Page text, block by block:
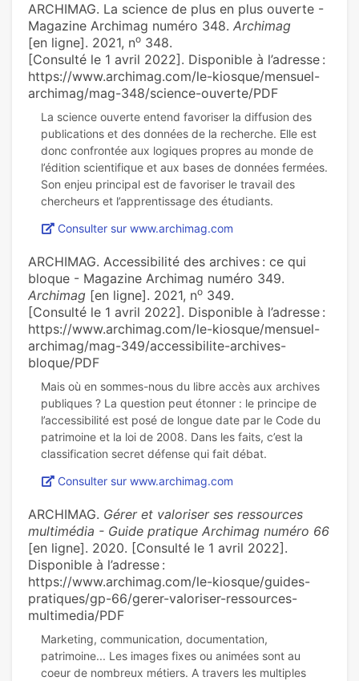
ARCHIMAG. La science de plus en plus ouverte -
Magazine Archimag numéro 348. Archimag
[en ligne]. 2021, no 348.
[Consulté le 1 avril 2022]. Disponible à l’adresse :
https://www.archimag.com/le-kiosque/mensuel-
archimag/mag-348/science-ouverte/PDF
La science ouverte entend favoriser la diffusion des
publications et des données de la recherche. Elle est
donc confrontée aux logiques propres au monde de
l’édition scientifique et aux bases de données fermées.
Son enjeu principal est de favoriser le travail des
Consulter sur www.archimag.com
ARCHIMAG. Accessibilité des archives : ce qui
bloque - Magazine Archimag numéro 349.
Archimag [en ligne]. 2021, no 349.
[Consulté le 1 avril 2022]. Disponible à l’adresse :
https://www.archimag.com/le-kiosque/mensuel-
archimag/mag-349/accessibilite-archives-
bloque/PDF
Mais où en sommes-nous du libre accès aux archives
publiques ? La question peut étonner : le principe de
l’accessibilité est posé de longue date par le Code du
patrimoine et la loi de 2008. Dans les faits, c’est la
Consulter sur www.archimag.com
ARCHIMAG. Gérer et valoriser ses ressources
multimédia - Guide pratique Archimag numéro 66
[en ligne]. 2020. [Consulté le 1 avril 2022].
Disponible à l’adresse :
https://www.archimag.com/le-kiosque/guides-
pratiques/gp-66/gerer-valoriser-ressources-
multimedia/PDF
Marketing, communication, documentation,
patrimoine... Les images fixes ou animées sont au
coeur de nombreux métiers. A travers les multiples